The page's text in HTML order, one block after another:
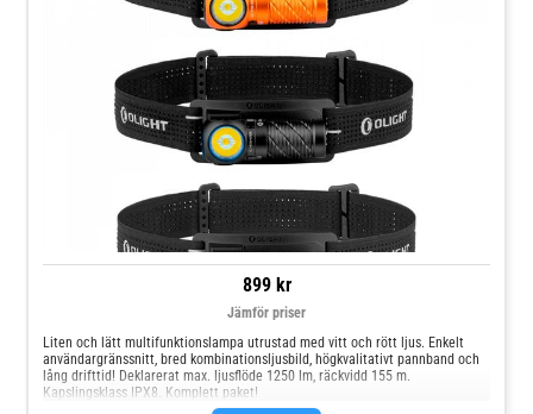
899 kr
Jämför priser
Liten och lätt multifunktionslampa utrustad med vitt och rött ljus. Enkelt
användargränssnitt, bred kombinationsljusbild, högkvalitativt pannband och
lång drifttid! Deklarerat max. ljusflöde 1250 lm, räckvidd 155 m.
Kapslingsklass IPX8. Komplett paket!